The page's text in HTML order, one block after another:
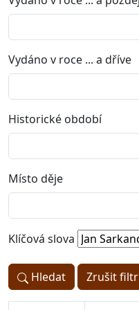
Vydáno v roce ... a dříve
Historické období
Místo děje
Klíčová slova
Hledat Zrušit filtr